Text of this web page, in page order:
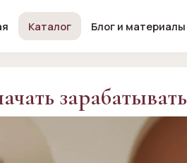
Каталог Блог и материалы
зарабатывать